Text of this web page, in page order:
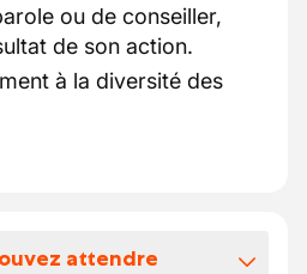
ou de conseiller,
de son action.
à la diversité des
attendre